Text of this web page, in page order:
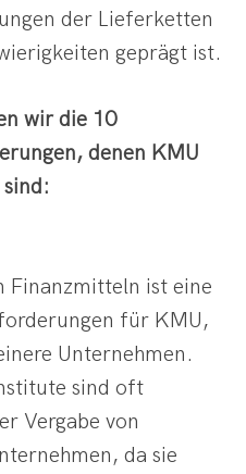
der Lieferketten
geprägt ist.
wir die 10
denen KMU
Finanzmitteln ist eine
für KMU,
Unternehmen.
sind oft
Vergabe von
da sie